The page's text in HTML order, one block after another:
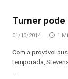
Turner
01/10/2014 1
Com a provável
temporada,